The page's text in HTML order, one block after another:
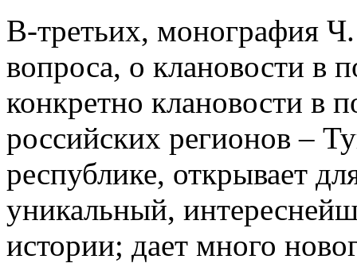
В-третьих, монография
вопроса, о клановости в
конкретно клановости в
российских регионов –
республике, открывает
уникальный,
истории; дает много